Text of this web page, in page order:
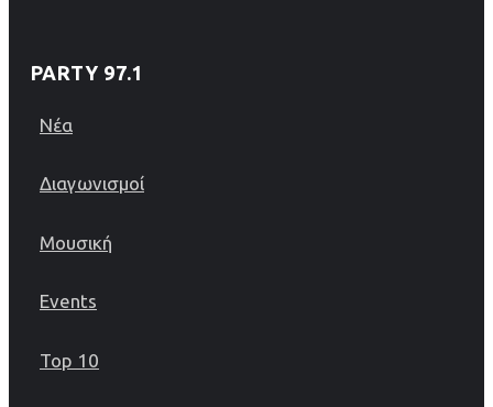
PARTY 97.1
Νέα
Διαγωνισμοί
Μουσική
Events
Top 10